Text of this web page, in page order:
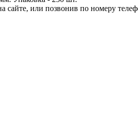
сайте, или позвонив по номеру